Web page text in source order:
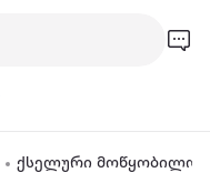
ქსელური მოწყობილობა